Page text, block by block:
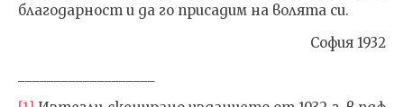
благодарност и да го присадим на волята си.
София 1932